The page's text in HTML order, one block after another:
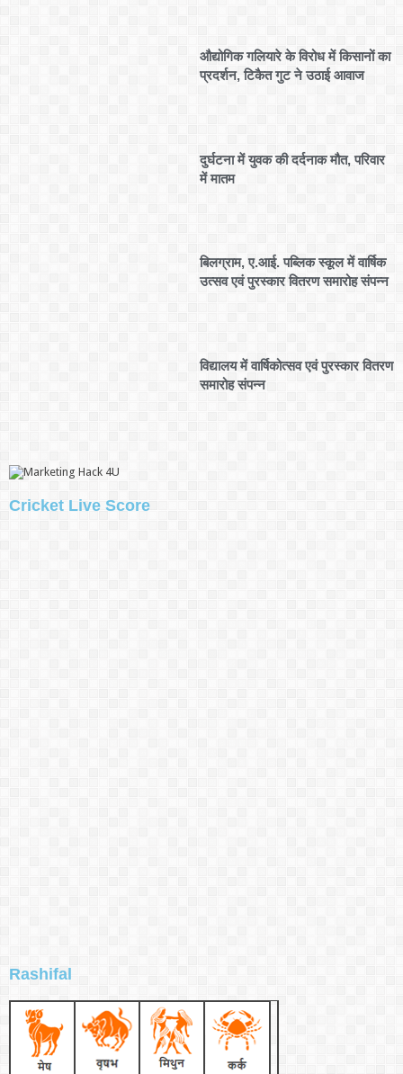
औद्योगिक गलियारे के विरोध में किसानों का
प्रदर्शन, टिकैत गुट ने उठाई आवाज
दुर्घटना में युवक की दर्दनाक मौत, परिवार
में मातम
बिलग्राम, ए.आई. पब्लिक स्कूल में वार्षिक
उत्सव एवं पुरस्कार वितरण समारोह संपन्न
विद्यालय में वार्षिकोत्सव एवं पुरस्कार वितरण
समारोह संपन्न
Cricket Live Score
Rashifal